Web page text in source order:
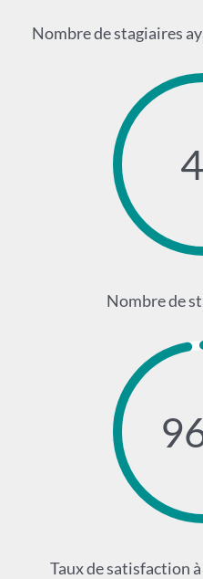
Nombre de stagiaires
Nombre de
Taux de satisfaction